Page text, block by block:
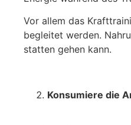
Vor allem das
begleitet werden.
statten gehen kann.
Konsumiere die